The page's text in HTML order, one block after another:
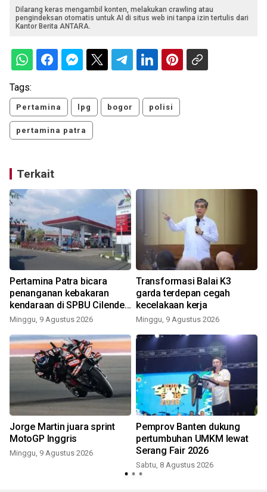
Dilarang keras mengambil konten, melakukan crawling atau
pengindeksan otomatis untuk AI di situs web ini tanpa izin tertulis dari
Kantor Berita ANTARA.
Tags:
Pertamina lpg bogor polisi
pertamina patra
Terkait
Pertamina Patra bicara
penanganan kebakaran
kendaraan di SPBU Cilendek
Bogor
Minggu, 9 Agustus 2026
Transformasi Balai K3
garda terdepan cegah
kecelakaan kerja
Minggu, 9 Agustus 2026
Jorge Martin juara sprint
MotoGP Inggris
Minggu, 9 Agustus 2026
Pemprov Banten dukung
pertumbuhan UMKM lewat
Serang Fair 2026
Sabtu, 8 Agustus 2026